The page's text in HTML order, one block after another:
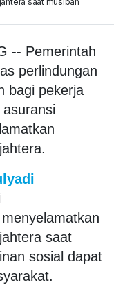
-- Pemerintah
perlindungan
bagi pekerja
saat
sosial dapat